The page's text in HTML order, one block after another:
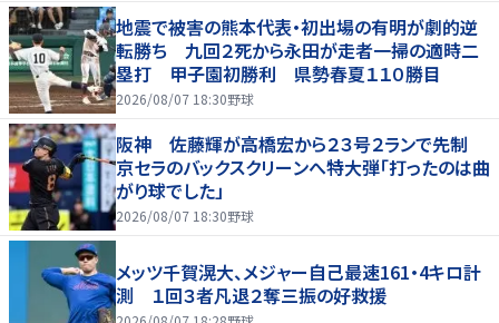
地震で被害の熊本代表・初出場の有明が劇的逆
転勝ち 九回２死から永田が走者一掃の適時二
塁打 甲子園初勝利 県勢春夏１１０勝目
2026/08/07 18:30野球
阪神 佐藤輝が高橋宏から２３号２ランで先制
京セラのバックスクリーンへ特大弾「打ったのは曲
がり球でした」
2026/08/07 18:30野球
メッツ千賀滉大、メジャー自己最速161・4キロ計
測 １回３者凡退２奪三振の好救援